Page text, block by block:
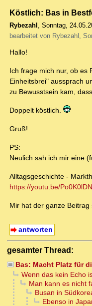
Köstlich: Bas in
Rybezahl , Sonntag,
bearbeitet von Rybezahl,
Hallo!
Ich frage mich nur, ob es
Einheitsbrei" aussprach
zu Bewusstsein kam,
Doppelt köstlich.
Gruß!
PS:
Neulich sah ich mir eine
Alltagsgeschichte -
https://youtu.be/
Mir hat der ganze
antworten
gesamter Thread:
Bas: Macht Platz für
Wenn das kein Echo
Man kann es nicht
Busan in
Ebenso in